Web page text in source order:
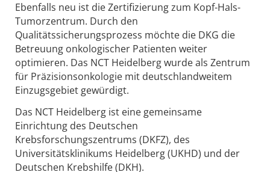
Ebenfalls neu ist die Zertifizierung zum Kopf-Hals-
Tumorzentrum. Durch den
Qualitätssicherungsprozess möchte die DKG die
Betreuung onkologischer Patienten weiter
optimieren. Das NCT Heidelberg wurde als Zentrum
für Präzisionsonkologie mit deutschlandweitem
Einzugsgebiet gewürdigt.
Das NCT Heidelberg ist eine gemeinsame
Einrichtung des Deutschen
Krebsforschungszentrums (DKFZ), des
Universitätsklinikums Heidelberg (UKHD) und der
Deutschen Krebshilfe (DKH).